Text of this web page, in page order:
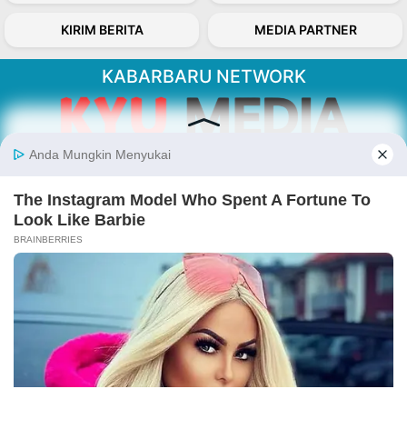
KIRIM BERITA MEDIA PARTNER
KABARBARU NETWORK
Kabarbaru.co menyajikan berita aktual dan
Follow Kabarbaru